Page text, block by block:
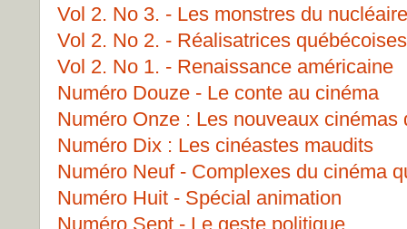
Vol 2. No 3. - Les monstres du nucléaire
Vol 2. No 2. - Réalisatrices québécoises
Vol 2. No 1. - Renaissance américaine
Numéro Douze - Le conte au cinéma
Numéro Onze : Les nouveaux cinémas
Numéro Dix : Les cinéastes maudits
Numéro Neuf - Complexes du cinéma
Numéro Huit - Spécial animation
Numéro Sept - Le geste politique